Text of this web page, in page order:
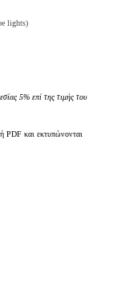
lights)
5% επί της τιμής του
PDF και εκτυπώνονται